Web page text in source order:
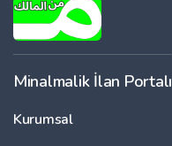
Minalmalik İlan Portalı
Kurumsal